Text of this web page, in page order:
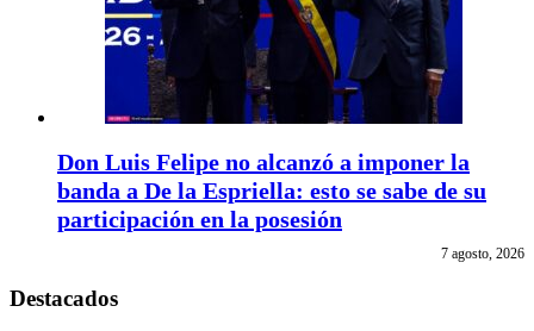
Don Luis Felipe no alcanzó a imponer la
banda a De la Espriella: esto se sabe de su
participación en la posesión
7 agosto, 2026
Destacados